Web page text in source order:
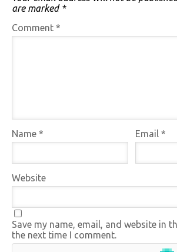
are marked *
Comment *
Name * Email*
Website
Save my name, email, and website in
the next time I comment.